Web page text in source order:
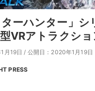
ターハンター」シ
VRアトラクショ
月19日 / 公開日：2020年1月19日
PRESS